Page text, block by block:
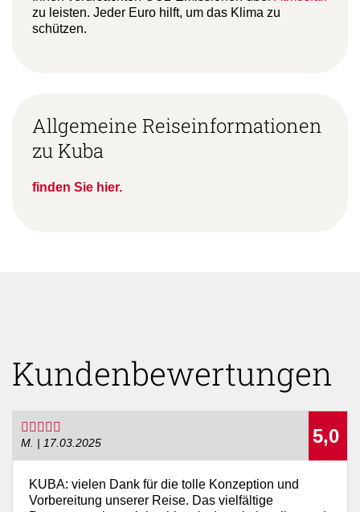
Ihnen verursachten CO2-Emissionen überAtmosfair
zu leisten. Jeder Euro hilft, um das Klima zu
Allgemeine Reiseinformationen
Kundenbewertungen
5,0
M. | 17.03.2025
KUBA: vielen Dank für die tolle Konzeption und